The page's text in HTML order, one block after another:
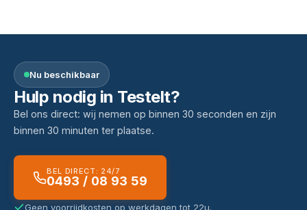
Nu beschikbaar
Hulp nodig in Testelt?
Bel ons direct: wij nemen op binnen 30 seconden en zijn
binnen 30 minuten ter plaatse.
BEL DIRECT: 24/7
0493 / 08 93 59
Geen voorrijdkosten op werkdagen tot 22u.